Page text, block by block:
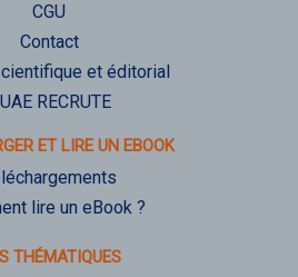
CGU
Contact
et éditorial
RECRUTE
ET LIRE UN EBOOK
lire un eBook ?
THÉMATIQUES